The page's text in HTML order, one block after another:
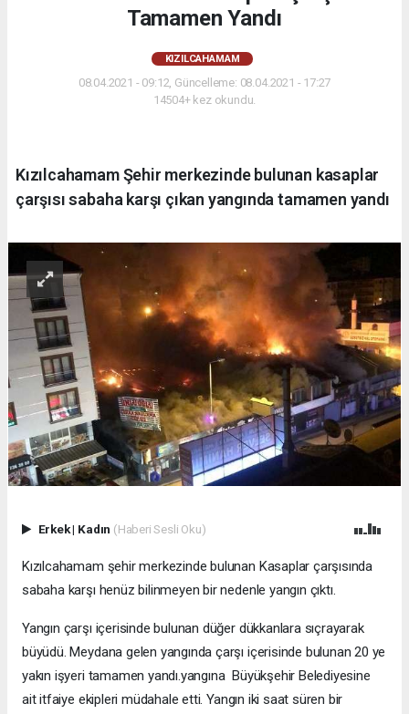
Tamamen Yandı
KIZILCAHAMAM
08.04.2021 - 09:12, Güncelleme: 08.04.2021 - 17:27
14504+ kez okundu.
Kızılcahamam Şehir merkezinde bulunan kasaplar
çarşısı sabaha karşı çıkan yangında tamamen yandı
Erkek| Kadın (Haberi Sesli Oku)
Kızılcahamam şehir merkezinde bulunan Kasaplar çarşısında
sabaha karşı henüz bilinmeyen bir nedenle yangın çıktı.
Yangın çarşı içerisinde bulunan düğer dükkanlara sıçrayarak
büyüdü. Meydana gelen yangında çarşı içerisinde bulunan 20 ye
yakın işyeri tamamen yandı.yangına Büyükşehir Belediyesine
ait itfaiye ekipleri müdahale etti. Yangın iki saat süren bir